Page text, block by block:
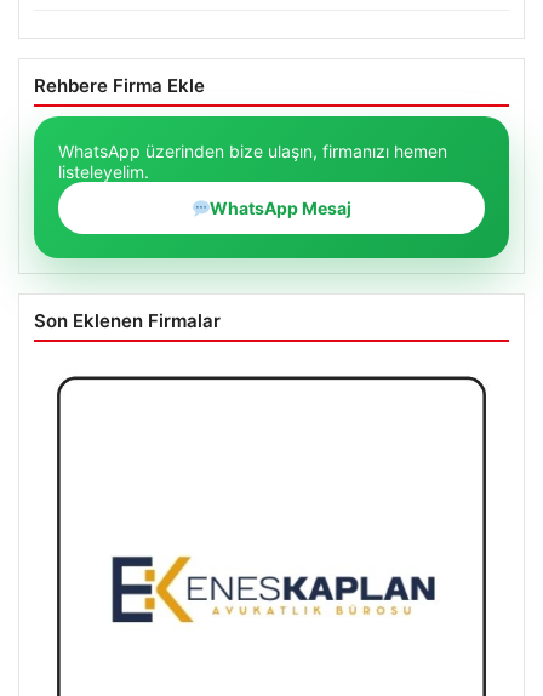
Rehbere Firma Ekle
WhatsApp üzerinden bize ulaşın, firmanızı hemen
listeleyelim.
WhatsApp Mesaj
Son Eklenen Firmalar